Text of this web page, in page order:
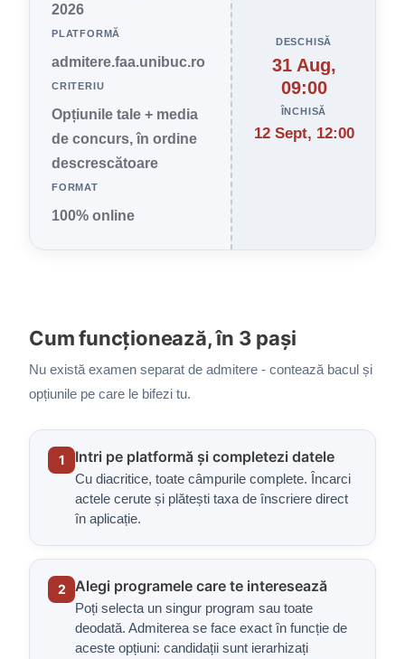
2026
PLATFORMĂ
admitere.faa.unibuc.ro
CRITERIU
Opțiunile tale + media
de concurs, în ordine
descrescătoare
FORMAT
100% online
DESCHISĂ
31 Aug,
09:00
ÎNCHISĂ
12 Sept, 12:00
Cum funcționează, în 3 pași
Nu există examen separat de admitere - contează bacul și
opțiunile pe care le bifezi tu.
1 Intri pe platformă și completezi datele
Cu diacritice, toate câmpurile complete. Încarci
actele cerute și plătești taxa de înscriere direct
în aplicație.
2 Alegi programele care te interesează
Poți selecta un singur program sau toate
deodată. Admiterea se face exact în funcție de
aceste opțiuni: candidații sunt ierarhizați